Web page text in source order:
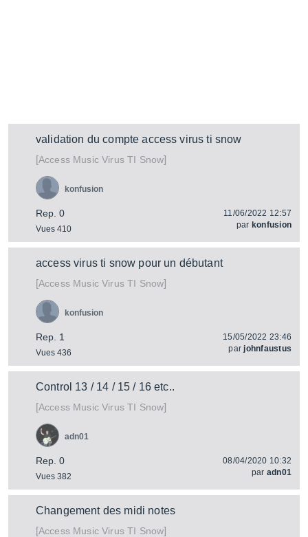
validation du compte access virus ti snow
[Access MusicVirus TI Snow]
Rep. 0
Vues 410
konfusion
11/06/2022 12:57
par konfusion
access virus ti snow pour un débutant
[Access MusicVirus TI Snow]
Rep. 1
Vues 436
konfusion
15/05/2022 23:46
parjohnfaustus
Control 13 / 14 / 15 / 16 etc..
[Access MusicVirus TI Snow]
Rep. 0
Vues 382
adn01
08/04/2020 10:32
par adn01
Changement des midi notes
[Access MusicVirus TI Snow]